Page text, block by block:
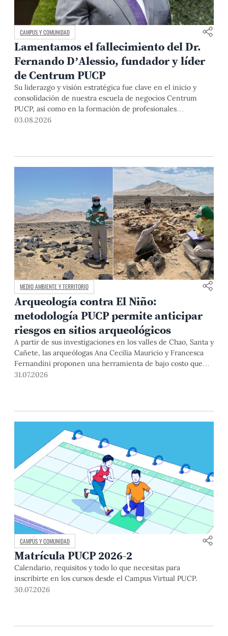
CAMPUS Y COMUNIDAD
Lamentamos el fallecimiento del Dr.
Fernando D’Alessio, fundador y líder
de Centrum PUCP
Su liderazgo y visión estratégica fue clave en el inicio y
consolidación de nuestra escuela de negocios Centrum
PUCP, así como en la formación de profesionales
empresariales comprometidos con el país. Por todo ello,
03.08.2026
MEDIO AMBIENTE Y TERRITORIO
Arqueología contra El Niño:
metodología PUCP permite anticipar
riesgos en sitios arqueológicos
A partir de sus investigaciones en los valles de Chao, Santa y
Cañete, las arqueólogas Ana Cecilia Mauricio y Francesca
Fernandini proponen una herramienta de bajo costo que
combina datos abiertos, mapas, sistemas de información
31.07.2026
CAMPUS Y COMUNIDAD
Matrícula PUCP 2026-2
Calendario, requisitos y todo lo que necesitas para
inscribirte en los cursos desde el Campus Virtual PUCP.
30.07.2026